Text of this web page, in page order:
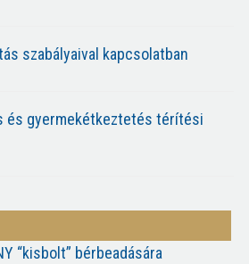
szabályaival kapcsolatban
és gyermekétkeztetés térítési
“kisbolt” bérbeadására